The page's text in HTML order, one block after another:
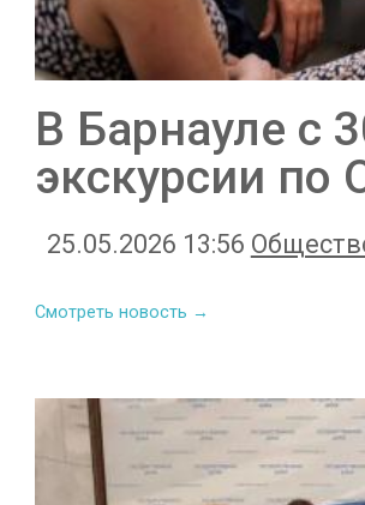
В Барнауле с
экскурсии по
25.05.2026 13:56
Смотреть новость →